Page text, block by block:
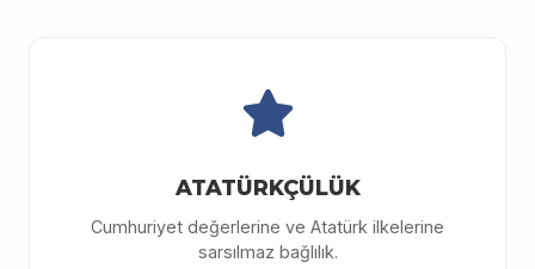
ATATÜRKÇÜLÜK
Cumhuriyet değerlerine ve Atatürk ilkelerine
sarsılmaz bağlılık.